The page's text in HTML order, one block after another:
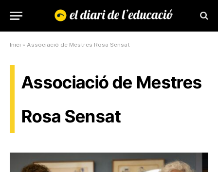
Inici » Associació de Mestres Rosa Sensat
Associació de Mestres
Rosa Sensat